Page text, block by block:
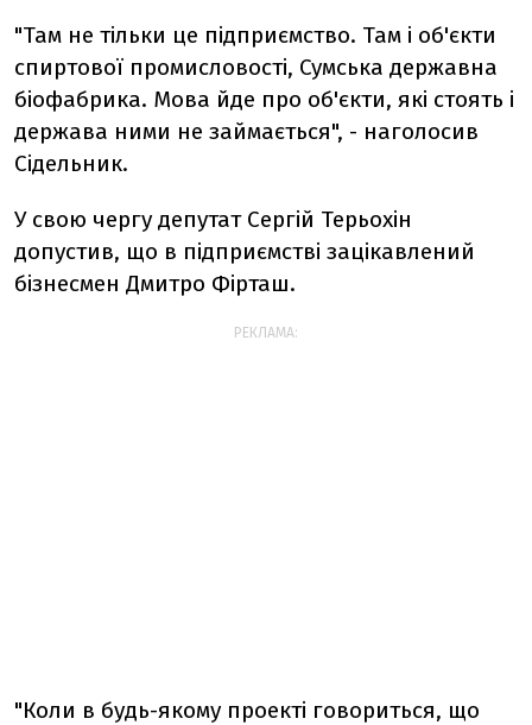
"Там не тільки це підприємство. Там і об'єкти
спиртової промисловості, Сумська державна
біофабрика. Мова йде про об'єкти, які стоять і
держава ними не займається", - наголосив
Сідельник.
У свою чергу депутат Сергій Терьохін
допустив, що в підприємстві зацікавлений
бізнеcмен Дмитро Фірташ.
РЕКЛАМА:
"Коли в будь-якому проекті говориться, що